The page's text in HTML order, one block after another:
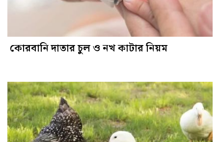
কোরবানি দাতার চুল ও নখ কাটার নিয়ম